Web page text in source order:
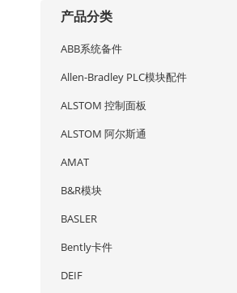
产品分类
ABB系统备件
Allen-Bradley PLC模块配件
ALSTOM 控制面板
ALSTOM 阿尔斯通
AMAT
B&R模块
BASLER
Bently卡件
DEIF